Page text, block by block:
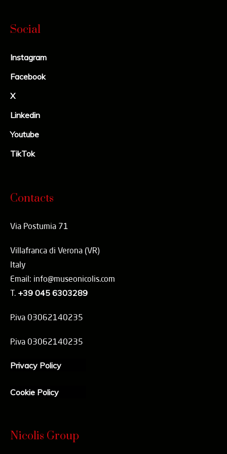
Social
Instagram
Facebook
X
Linkedin
Youtube
TikTok
Contacts
Via Postumia 71
Villafranca di Verona (VR)
Italy
Email: info@museonicolis.com
T. +39 045 6303289
P.iva 03062140235
P.iva 03062140235
Privacy Policy
Cookie Policy
Nicolis Group